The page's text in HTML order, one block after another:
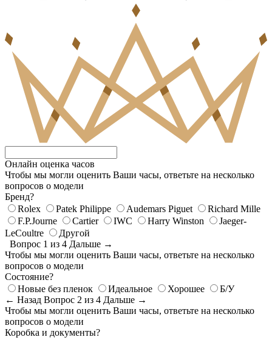
Онлайн оценка часов
Чтобы мы могли оценить Ваши часы, ответьте на несколько
вопросов о модели
Бренд?
Rolex
Patek Philippe Audemars Piguet
Richard Mille
F.P.Journe
Cartier IWC Harry Winston
Jaeger-
LeCoultre
Другой
Вопрос 1 из 4 Дальше →
Чтобы мы могли оценить Ваши часы, ответьте на несколько
вопросов о модели
Состояние?
Новые без пленок
Идеальное Хорошее
Б/У
← Назад Вопрос 2 из 4 Дальше →
Чтобы мы могли оценить Ваши часы, ответьте на несколько
вопросов о модели
Коробка и документы?